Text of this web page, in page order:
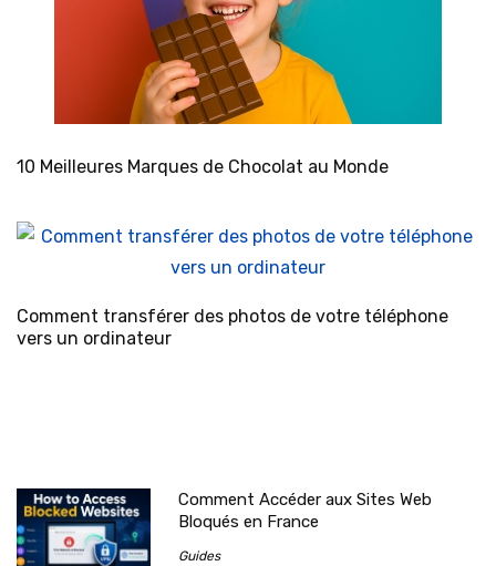
10 Meilleures Marques de Chocolat au Monde
Comment transférer des photos de votre téléphone
vers un ordinateur
Comment Accéder aux Sites Web
Bloqués en France
Guides